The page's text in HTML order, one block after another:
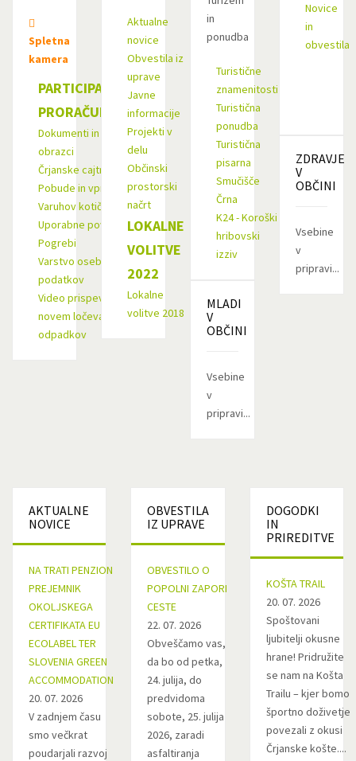
Spletna
kamera
PARTICIPATIVNI
PRORAČUN
Dokumenti in
obrazci
Črjanske cajtnge
Pobude in vprašanja
Varuhov kotiček
Uporabne povezave
Pogrebi
Varstvo osebnih
podatkov
Video prispevek o
novem ločevanju
odpadkov
Aktualne
novice
Obvestila iz
uprave
Javne
informacije
Projekti v
delu
Občinski
prostorski
načrt
LOKALNE
VOLITVE
2022
Lokalne
volitve 2018
Turistične
znamenitosti
Turistična
ponudba
Turistična
pisarna
Smučišče
Črna
K24 - Koroški
hribovski
izziv
MLADI
V
OBČINI
Vsebine
v
pripravi...
Novice
in
obvestila
ZDRAVJE
V
OBČINI
Vsebine
v
pripravi...
AKTUALNE
NOVICE
NA TRATI PENZION
PREJEMNIK
OKOLJSKEGA
CERTIFIKATA EU
ECOLABEL TER
SLOVENIA GREEN
ACCOMMODATION
20. 07. 2026
V zadnjem času
smo večkrat
poudarjali razvoj
OBVESTILA
IZ UPRAVE
OBVESTILO O
POPOLNI ZAPORI
CESTE
22. 07. 2026
Obveščamo vas,
da bo od petka,
24. julija, do
predvidoma
sobote, 25. julija
2026, zaradi
asfaltiranja
DOGODKI
IN
PRIREDITVE
KOŠTA TRAIL
20. 07. 2026
Spoštovani
ljubitelji okusne
hrane! Pridružite
se nam na Košta
Trailu – kjer bomo
športno doživetje
povezali z okusi
Črjanske košte....